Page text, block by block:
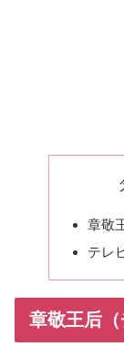
章敬
テレ
章敬王后